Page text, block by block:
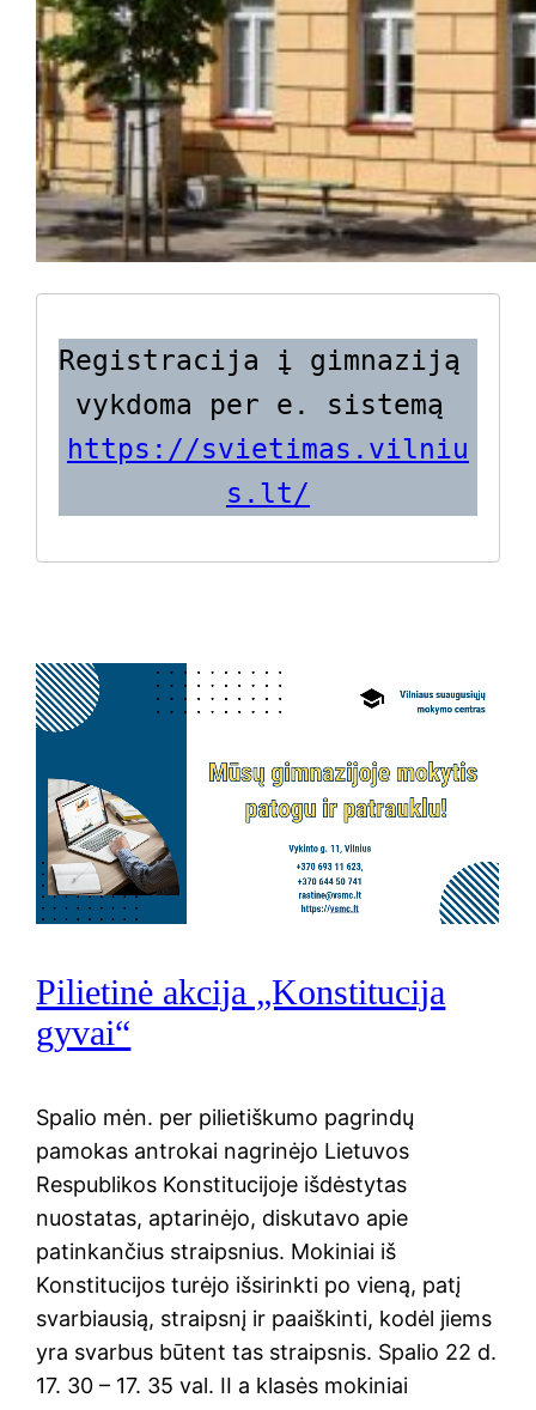
Registracija į gimnaziją
https://svietimas.vilniu
s.lt/
Pilietinė akcija „Konstitucija
gyvai“
Spalio mėn. per pilietiškumo pagrindų
pamokas antrokai nagrinėjo Lietuvos
Respublikos Konstitucijoje išdėstytas
nuostatas, aptarinėjo, diskutavo apie
patinkančius straipsnius. Mokiniai iš
Konstitucijos turėjo išsirinkti po vieną, patį
svarbiausią, straipsnį ir paaiškinti, kodėl jiems
yra svarbus būtent tas straipsnis. Spalio 22 d.
17. 30 – 17. 35 val. II a klasės mokiniai